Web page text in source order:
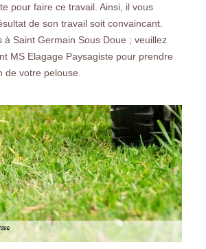
pour faire ce travail. Ainsi, il vous
de son travail soit convaincant.
à Saint Germain Sous Doue ; veuillez
MS Elagage Paysagiste pour prendre
de votre pelouse.